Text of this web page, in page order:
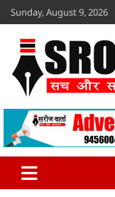
Skip
to
content
Sunday, August 9, 2026
Sroj Varta
www.srojvarta.in